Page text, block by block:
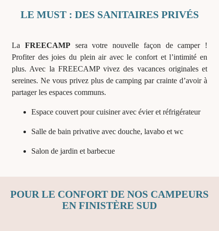
LE MUST : DES SANITAIRES PRIVÉS
La FREECAMPsera votre nouvelle façon de camper !
Profiter des joies du plein air avec le confort et l’intimité en
plus. Avec la FREECAMP vivez des vacances originales et
sereines. Ne vous privez plus de camping par crainte d’avoir à
partager les espaces communs.
Espace couvert pour cuisiner avec évier et réfrigérateur
Salle de bain privative avec douche, lavabo et wc
Salon de jardin et barbecue
POUR LE CONFORT DE NOS CAMPEURS
EN FINISTÈRE SUD